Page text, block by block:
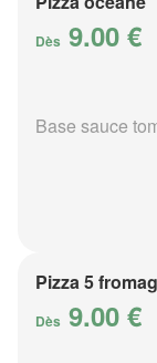
Dès 9.00 €
Base sauce
Pizza 5
Dès 9.00 €